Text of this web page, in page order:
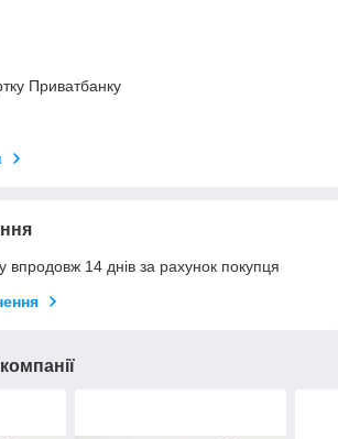
Приватбанку
впродовж 14 днів за рахунок покупця